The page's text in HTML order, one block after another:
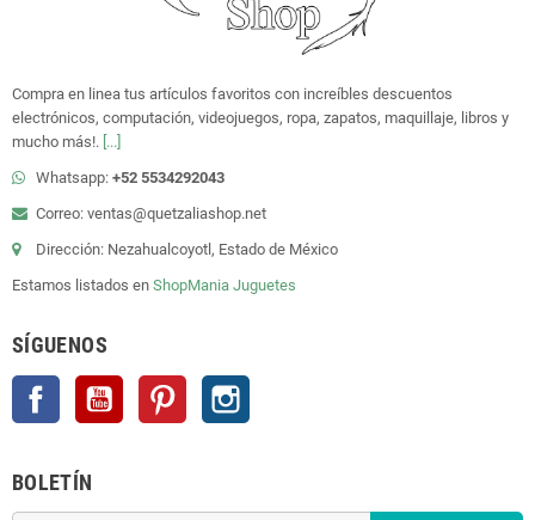
Compra en linea tus artículos favoritos con increíbles descuentos
electrónicos, computación, videojuegos, ropa, zapatos, maquillaje, libros y
mucho más!. [...]
Whatsapp: +52 5534292043
Correo: ventas@quetzaliashop.net
Dirección: Nezahualcoyotl, Estado de México
Estamos listados en ShopMania Juguetes
SÍGUENOS
Facebook YouTube Pinterest
BOLETÍN